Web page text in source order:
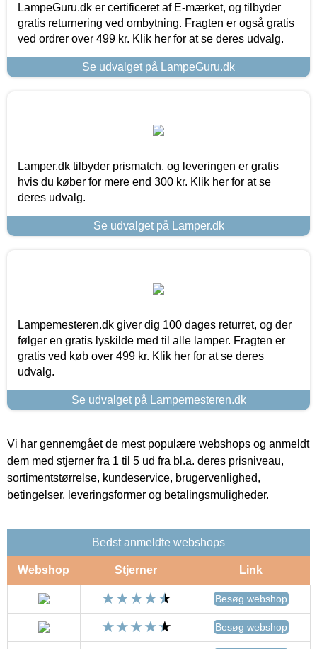
LampeGuru.dk er certificeret af E-mærket, og tilbyder
gratis returnering ved ombytning. Fragten er også gratis
ved ordrer over 499 kr. Klik her for at se deres udvalg.
Se udvalget på LampeGuru.dk
Lamper.dk tilbyder prismatch, og leveringen er gratis
hvis du køber for mere end 300 kr. Klik her for at se
deres udvalg.
Se udvalget på Lamper.dk
Lampemesteren.dk giver dig 100 dages returret, og der
følger en gratis lyskilde med til alle lamper. Fragten er
gratis ved køb over 499 kr. Klik her for at se deres
udvalg.
Se udvalget på Lampemesteren.dk
Vi har gennemgået de mest populære webshops og anmeldt
dem med stjerner fra 1 til 5 ud fra bl.a. deres prisniveau,
sortimentstørrelse, kundeservice, brugervenlighed,
betingelser, leveringsformer og betalingsmuligheder.
Bedst anmeldte webshops
Webshop Stjerner Link
Besøg webshop
Besøg webshop